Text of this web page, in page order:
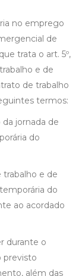
no emprego
de
trata o art. 5º,
e de
de trabalho
termos:
jornada de
do
trabalho e de
do
ao acordado
durante o
previsto
além das